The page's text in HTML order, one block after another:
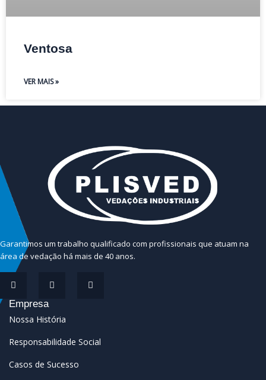
Ventosa
VER MAIS »
Garantimos um trabalho qualificado com profissionais que atuam na
área de vedação há mais de 40 anos.
Empresa
Nossa História
Responsabilidade Social
Casos de Sucesso